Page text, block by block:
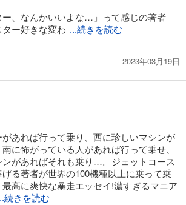
ー、なんかいいよな…」って感じの著者
ー好きな変わ ...続きを読む
2023年03月19日
あれば行って乗り、西に珍しいマシンが
に怖がっている人があれば行って乗せ、
があればそれも乗り…。ジェットコース
る著者が世界の100機種以上に乗って乗
高に爽快な暴走エッセイ!濃すぎるマニア
続きを読む